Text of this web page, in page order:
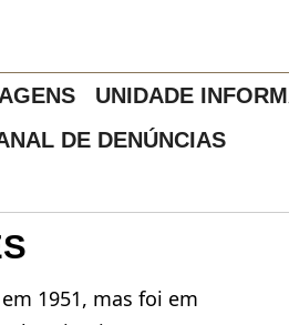
UNIDADE
DE DENÚNCIAS
1951, mas foi em